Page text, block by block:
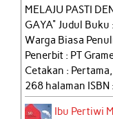
MELAJU PASTI
GAYA" Judul
Warga Biasa
Penerbit : PT
Cetakan :
268 halaman
Ibu Pertiwi